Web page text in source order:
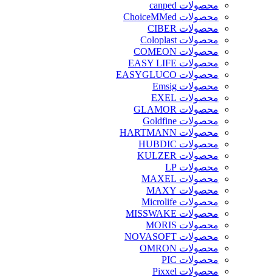
محصولات canped
محصولات ChoiceMMed
محصولات CIBER
محصولات Coloplast
محصولات COMEON
محصولات EASY LIFE
محصولات EASYGLUCO
محصولات Emsig
محصولات EXEL
محصولات GLAMOR
محصولات Goldfine
محصولات HARTMANN
محصولات HUBDIC
محصولات KULZER
محصولات LP
محصولات MAXEL
محصولات MAXY
محصولات Microlife
محصولات MISSWAKE
محصولات MORIS
محصولات NOVASOFT
محصولات OMRON
محصولات PIC
محصولات Pixxel